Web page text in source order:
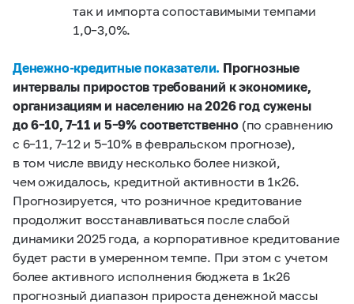
так и импорта сопоставимыми темпами
1,0–3,0%.
Денежно-кредитные показатели. Прогнозные
интервалы приростов требований к экономике,
организациям и населению на 2026 год сужены
до 6–10, 7–11 и 5–9% соответственно (по сравнению
с 6–11, 7–12 и 5–10% в февральском прогнозе),
в том числе ввиду несколько более низкой,
чем ожидалось, кредитной активности в 1к26.
Прогнозируется, что розничное кредитование
продолжит восстанавливаться после слабой
динамики 2025 года, а корпоративное кредитование
будет расти в умеренном темпе. При этом с учетом
более активного исполнения бюджета в 1к26
прогнозный диапазон прироста денежной массы